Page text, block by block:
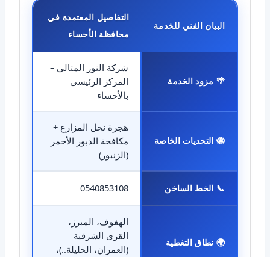
البيان الفني للخدمة
التفاصيل المعتمدة في
محافظة الأحساء
🌴 مزود الخدمة
شركة النور المثالي –
المركز الرئيسي
بالأحساء
🐝 التحديات الخاصة
هجرة نحل المزارع +
مكافحة الدبور الأحمر
(الزنبور)
📞 الخط الساخن 0540853108
🌍 نطاق التغطية
الهفوف، المبرز،
القرى الشرقية
(العمران، الحليلة..)،